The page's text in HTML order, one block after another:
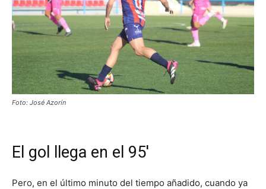
Foto: José Azorín
El gol llega en el 95′
Pero, en el último minuto del tiempo añadido, cuando ya